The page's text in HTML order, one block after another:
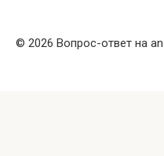
© 2026 Вопрос-ответ на